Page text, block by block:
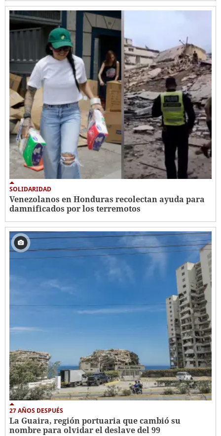
SOLIDARIDAD
Venezolanos en Honduras recolectan ayuda para
damnificados por los terremotos
27 AÑOS DESPUÉS
La Guaira, región portuaria que cambió su
nombre para olvidar el deslave del 99